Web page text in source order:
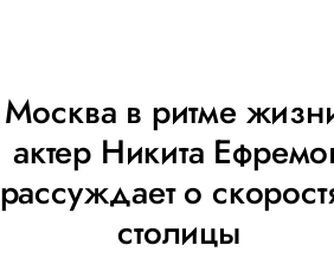
Москва в ритме
актер Никита
рассуждает о
столицы